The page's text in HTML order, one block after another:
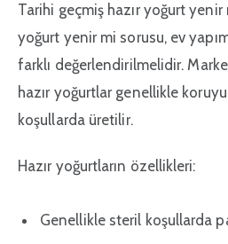
Tarihi geçmiş hazır yoğurt
yoğurt yenir mi sorusu, ev
farklı değerlendirilmelidir.
hazır yoğurtlar genellikle
koşullarda üretilir.
Hazır yoğurtların özellikleri:
Genellikle steril koşullarda